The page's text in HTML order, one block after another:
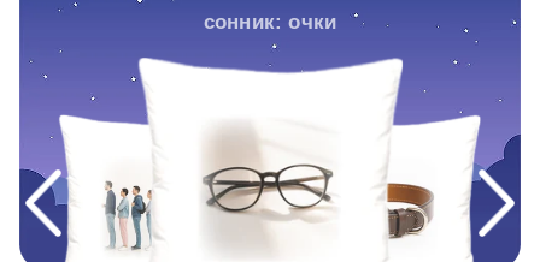
сонник: очки